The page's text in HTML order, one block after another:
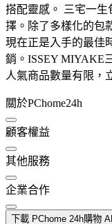
搭配靈感。 三宅一
擇。除了多樣化的包
現在正是入手的最佳
銷。ISSEY MIYAKE
人氣商品數量有限，
關於PChome24h
顧客權益
其他服務
企業合作
下載 PChome 24h購物